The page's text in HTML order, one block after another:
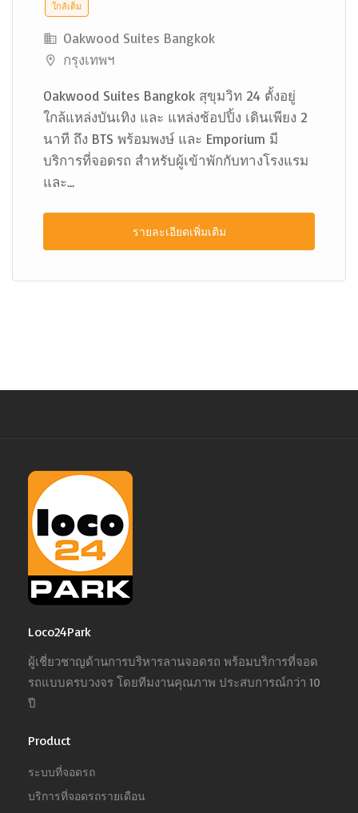
ใกล้เต็ม
Oakwood Suites Bangkok
กรุงเทพฯ
Oakwood Suites Bangkok สุขุมวิท 24 ตั้งอยู่
ใกล้แหล่งบันเทิง และ แหล่งช้อปปิ้ง เดินเพียง 2
นาที ถึง BTS พร้อมพงษ์ และ Emporium มี
บริการที่จอดรถ สำหรับผู้เข้าพักกับทางโรงแรม
และ...
รายละเอียดเพิ่มเติม
Loco24Park
ผู้เชี่ยวชาญด้านการบริหารลานจอดรถ พร้อมบริการที่จอด
รถแบบครบวงจร โดยทีมงานคุณภาพ ประสบการณ์กว่า 10
ปี
Product
ระบบที่จอดรถ
บริการที่จอดรถรายเดือน